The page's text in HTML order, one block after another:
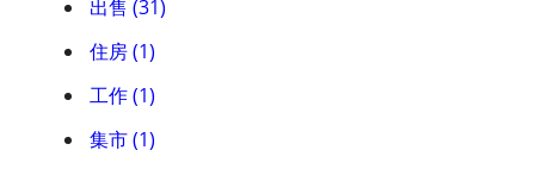
出售 (31)
住房 (1)
工作 (1)
集市 (1)